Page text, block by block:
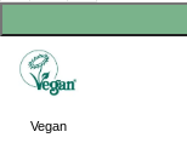
Vegan